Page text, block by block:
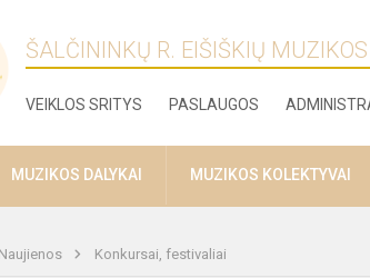
ŠALČININKŲ R. EIŠIŠKIŲ
VEIKLOS SRITYS PASLAUGOS
MUZIKOS DALYKAI MUZIKOS KOLEKTYVAI
Naujienos Konkursai, festivaliai